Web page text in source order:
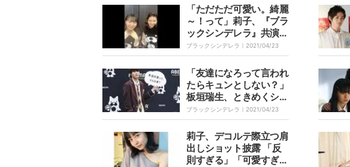
「ただただ可愛い。綺麗
～！って」莉子、『ブラ
ックシンデレラ』共演の
愛花の第一印象を語る
ブラックシンデレラ｜ 2021/04/23
「友達になろって言われ
たらキュンとしない？」
板垣瑞生、ときめくシチ
ュエーションを語る
ブラックシンデレラ｜ 2021/04/23
莉子、デコルテ際立つ肩
出しショット披露 「反
則すぎる」「可愛すぎ